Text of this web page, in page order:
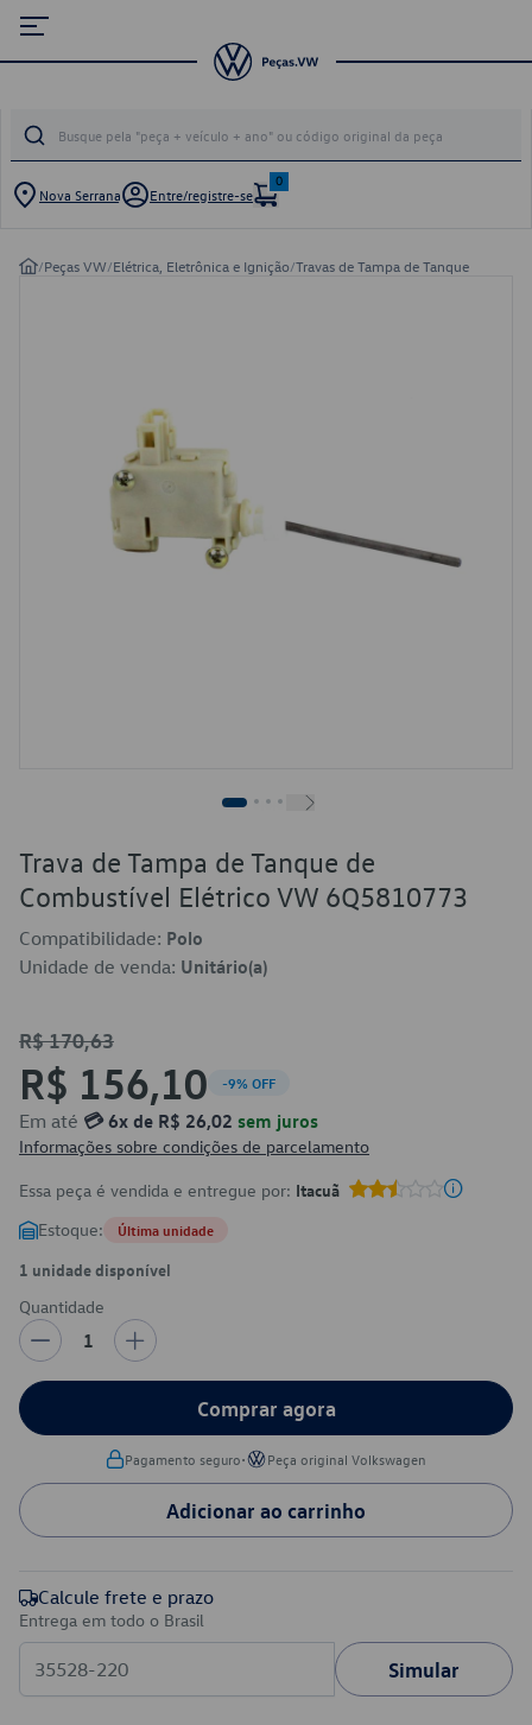
Nova Serrana Entre/registre-se
0
/Peças VW/Elétrica, Eletrônica e Ignição/Travas de Tampa de Tanque
Trava de Tampa de Tanque de
Combustível Elétrico VW 6Q5810773
Compatibilidade: Polo
Unidade de venda: Unitário(a)
R$ 170,63
R$ 156,10 -9% OFF
Em até 💳 6x de R$ 26,02 sem juros
Informações sobre condições de parcelamento
Essa peça é vendida e entregue por: Itacuã
Estoque: Última unidade
1 unidade disponível
Quantidade
1
Comprar agora
Pagamento seguro• Peça original Volkswagen
Adicionar ao carrinho
Calcule frete e prazo
Entrega em todo o Brasil
Simular